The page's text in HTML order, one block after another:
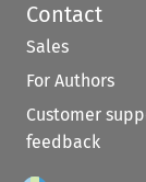
Contact
Sales
For Authors
Customer
feedback